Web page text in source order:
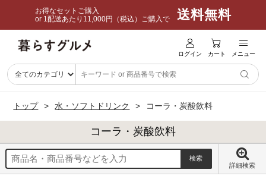
お得なセットご購入
or 1配送あたり11,000円（税込）ご購入で
送料無料
ログイン カート メニュー
トップ 水・ソフトドリンク コーラ・炭酸飲料
コーラ・炭酸飲料
詳細検索